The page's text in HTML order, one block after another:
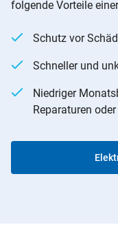
folgende Vorteile
Schutz vor
Schneller und
Niedriger
Reparaturen